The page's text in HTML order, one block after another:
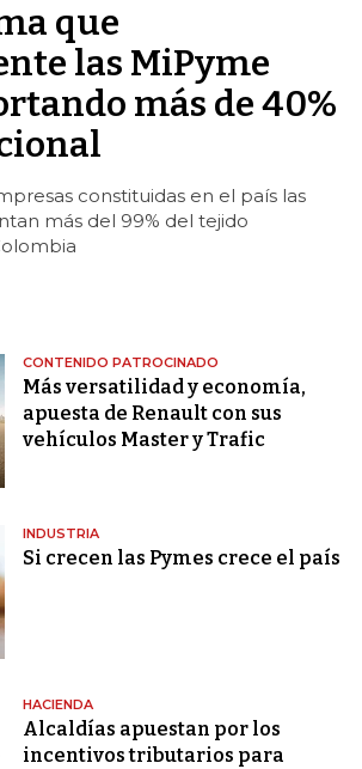
que
las MiPyme
más de 40%
constituidas en el país las
más del 99% del tejido
CONTENIDO PATROCINADO
Más versatilidad y economía,
apuesta de Renault con sus
vehículos Master y Trafic
INDUSTRIA
Si crecen las Pymes crece el país
HACIENDA
Alcaldías apuestan por los
incentivos tributarios para